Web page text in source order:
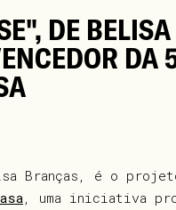
DE
DA
Branças, é o
, uma iniciativa